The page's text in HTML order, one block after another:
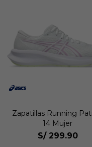
Zapatillas Running
14 Mujer
S/ 299.90